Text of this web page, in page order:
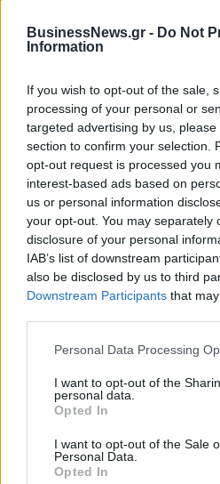
BusinessNews.gr - Do Not
Information
If you wish to opt-out of the sale,
processing of your personal or
targeted advertising by us,
section to confirm your selection.
opt-out request is processed you
interest-based ads based on
us or personal information
your opt-out. You may separately
disclosure of your personal
IAB’s list of downstream
also be disclosed by us to third
Downstream Participants that
Personal Data Processing
I want to opt-out of the
personal data.
Opted In
I want to opt-out of the Sale
Personal Data.
Opted In
Χρηματιστήριο Αθηνών:
Ελληνική Αναπτυξιακή Τράπεζα:
Με «προίκα» 2 δισ. ευρώ
ανοίγει δρόμο για δάνεια έως 5
δισ. σε μικρομεσαίες
Η Chery επενδύει 75 εκατ. δολάρια
Το FIAT 500 Hybrid τώρα από
18.990 ευρώ
18η συνεχόμενη χρονιά για τον ΟΤΕ
FTSE4Good